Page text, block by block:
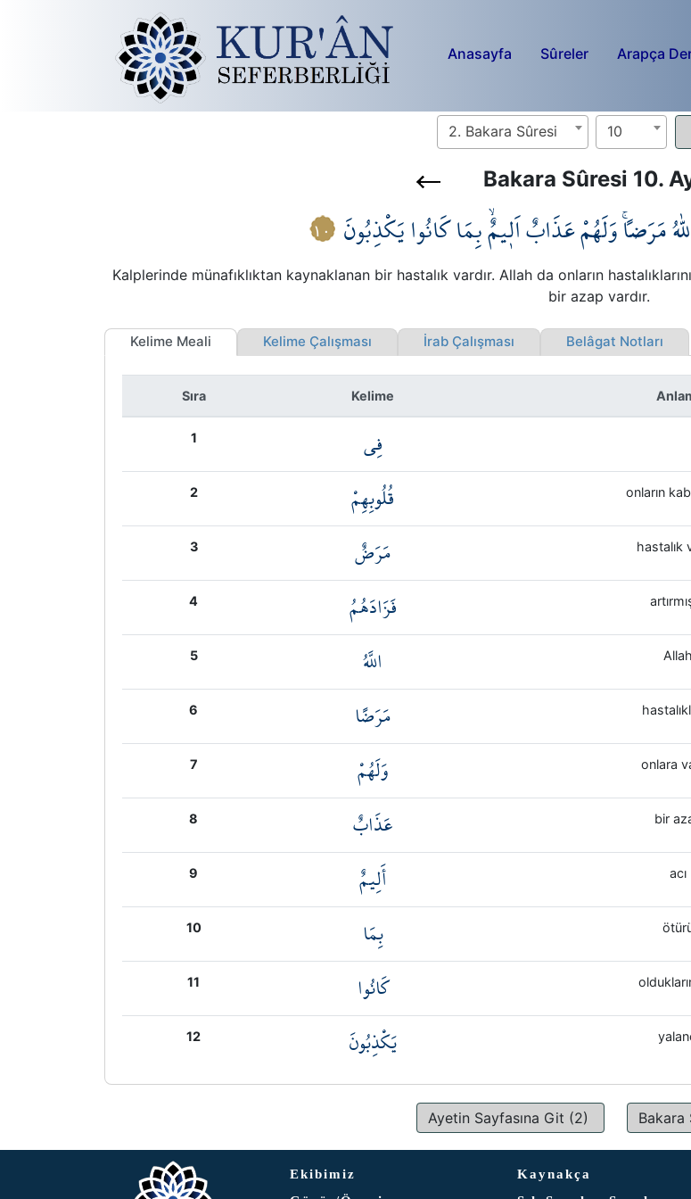
Anasayfa Sûreler Arapça
2. Bakara Sûresi 10
Bakara Sûresi 10.
مَرَضاًۚ وَلَهُمْ عَذَابٌ اَل۪يمٌۙ بِمَا كَانُوا يَكْذِبُونَ ١٠
Kalplerinde münafıklıktan kaynaklanan bir hastalık vardır. Allah da onların
bir azap vardır.
Kelime Meali Kelime Çalışması İrab Çalışması Belâgat Notları
Sıra Kelime
1 فِي
2 قُلُوبِهِمْ onların
3 مَرَضٌ hastalık
4 فَزَادَهُمُ
5 اللَّهُ Allah
6 مَرَضًا
7 وَلَهُمْ onlara
8 عَذَابٌ bir
9 أَلِيمٌ acı
10 بِمَا
11 كَانُوا
12 يَكْذِبُونَ
Ayetin Sayfasına Git (2) Bakara
Ekibimiz
Kaynakça